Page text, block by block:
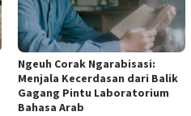
Ngeuh Corak Ngarabisasi:
Menjala Kecerdasan dari Balik
Gagang Pintu Laboratorium
Bahasa Arab